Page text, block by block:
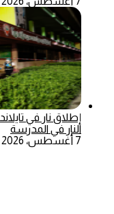
إطلاق نار في
النار في المدرسة
7 أغسطس، 2026